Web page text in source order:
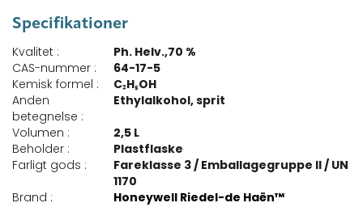
Specifikationer
Kvalitet :
Ph. Helv.,70 %
CAS-nummer :
64-17-5
Kemisk formel :
C₂H₅OH
Anden
betegnelse :
Ethylalkohol, sprit
Volumen :
2,5 L
Beholder :
Plastflaske
Farligt gods :
Fareklasse 3 / Emballagegruppe II / UN
1170
Brand :
Honeywell Riedel-de Haën™